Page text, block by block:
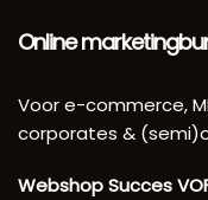
Online
Voor e-commerce,
corporates &
Webshop Succes